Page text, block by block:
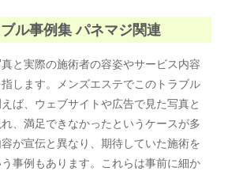
ル事例集 パネマジ関連
と実際の施術者の容姿やサービス内容
します。メンズエステでこのトラブル
ば、ウェブサイトや広告で見た写真と
、満足できなかったというケースが多
が宣伝と異なり、期待していた施術を
事例もあります。これらは事前に細か